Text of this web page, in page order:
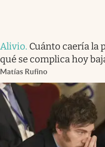
Alivio. Cuánto caería la
qué se complica hoy
Matías Rufino